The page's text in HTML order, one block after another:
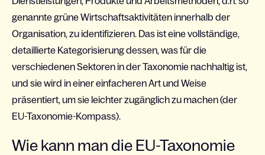
genannte grüne Wirtschaftsaktivitäten innerhalb der
Organisation, zu identifizieren. Das ist eine vollständige,
detaillierte Kategorisierung dessen, was für die
verschiedenen Sektoren in der Taxonomie nachhaltig ist,
und sie wird in einer einfacheren Art und Weise
präsentiert, um sie leichter zugänglich zu machen (der
EU-Taxonomie-Kompass).
Wie kann man die EU-Taxonomie